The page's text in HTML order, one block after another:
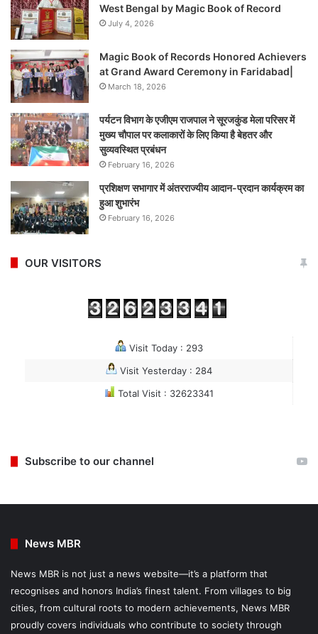
West Bengal by Magic Book of Record
July 4, 2026
Magic Book of Records Honored Achievers
at Grand Award Ceremony in Faridabad|
March 18, 2026
पर्यटन विभाग के एजीएम राजपाल ने सूरजकुंड मेला परिसर में
मुख्य चौपाल पर कलाकारों के लिए किया है बेहतर और
सुव्यवस्थित प्रबंधन
February 16, 2026
प्रशिक्षण सभागार में अंतरराज्यीय आदान-प्रदान कार्यक्रम का
हुआ शुभारंभ
February 16, 2026
OUR VISITORS
Visit Today : 293
Visit Yesterday : 284
Total Visit : 32623341
Subscribe to our channel
News MBR
News MBR is not just a news website—it’s a platform that
recognises and honors India’s finest talent. From villages to big
cities, from cultural roots to modern achievements, News MBR
proudly covers individuals who contribute to society through